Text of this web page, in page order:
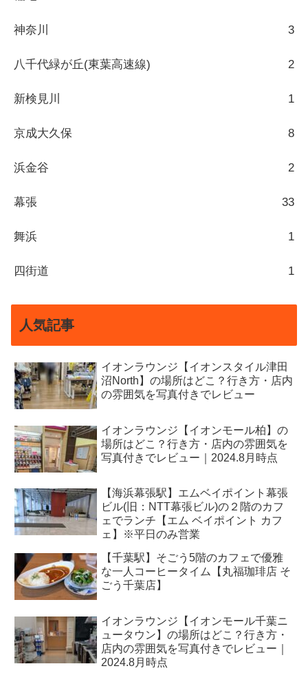
神奈川 3
八千代緑が丘(東葉高速線) 2
新検見川 1
京成大久保 8
浜金谷 2
幕張 33
舞浜 1
四街道 1
人気記事
イオンラウンジ【イオンスタイル津田
沼North】の場所はどこ？行き方・店内
の雰囲気を写真付きでレビュー
イオンラウンジ【イオンモール柏】の
場所はどこ？行き方・店内の雰囲気を
写真付きでレビュー｜2024.8月時点
【海浜幕張駅】エムベイポイント幕張
ビル(旧：NTT幕張ビル)の２階のカフ
ェでランチ【エム ベイポイント カフ
ェ】※平日のみ営業
【千葉駅】そごう5階のカフェで優雅
な一人コーヒータイム【丸福珈琲店 そ
ごう千葉店】
イオンラウンジ【イオンモール千葉ニ
ュータウン】の場所はどこ？行き方・
店内の雰囲気を写真付きでレビュー｜
2024.8月時点